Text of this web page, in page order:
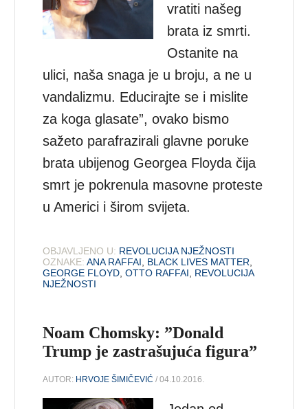
vratiti našeg
brata iz smrti.
Ostanite na
ulici, naša snaga je u broju, a ne u
vandalizmu. Educirajte se i mislite
za koga glasate”, ovako bismo
sažeto parafrazirali glavne poruke
brata ubijenog Georgea Floyda čija
smrt je pokrenula masovne proteste
u Americi i širom svijeta.
OBJAVLJENO U: REVOLUCIJA NJEŽNOSTI
OZNAKE: ANA RAFFAI BLACK LIVES MATTER
GEORGE FLOYD ,OTTO RAFFAI
REVOLUCIJA
NJEŽNOSTI
Noam Chomsky: ”Donald
Trump je zastrašujuća figura”
AUTOR: HRVOJE ŠIMIČEVIĆ / 04.10.2016.